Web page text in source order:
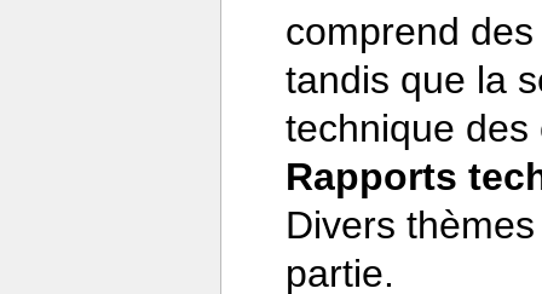
comprend
tandis que la
technique des
Rapports
Divers
partie.